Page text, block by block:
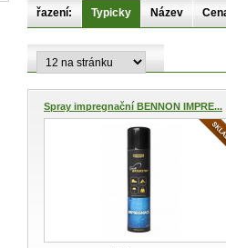
řazení: Typicky Název
Spray impregnační BENNON IMPRE...